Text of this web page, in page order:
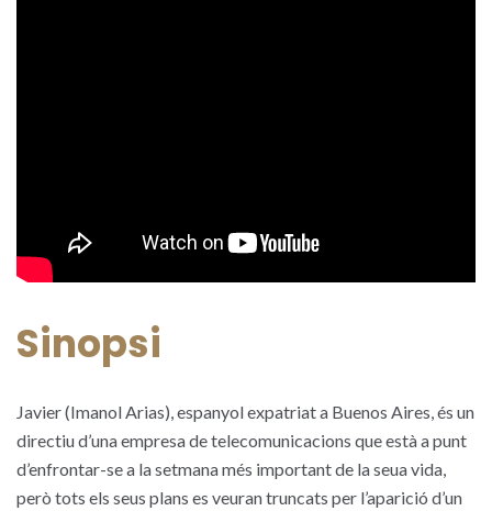
Sinopsi
Javier (Imanol Arias), espanyol expatriat a Buenos Aires, és un
directiu d’una empresa de telecomunicacions que està a punt
d’enfrontar-se a la setmana més important de la seua vida,
però tots els seus plans es veuran truncats per l’aparició d’un